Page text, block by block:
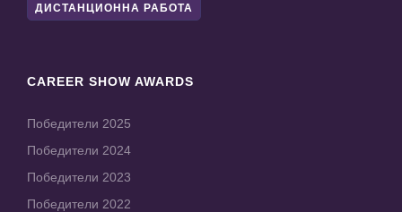
ДИСТАНЦИОННА РАБОТА
CAREER SHOW AWARDS
Победители 2025
Победители 2024
Победители 2023
Победители 2022